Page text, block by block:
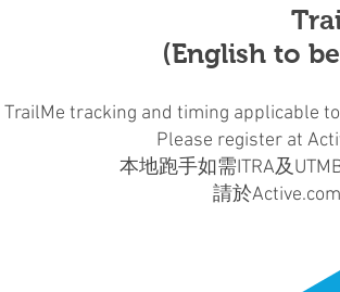
​(English to
TrailMe tracking and timing applicable
​Please register at
本地跑手如需ITRA及
請於